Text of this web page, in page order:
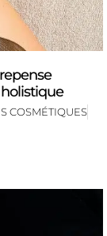
COSMÉTIQUES